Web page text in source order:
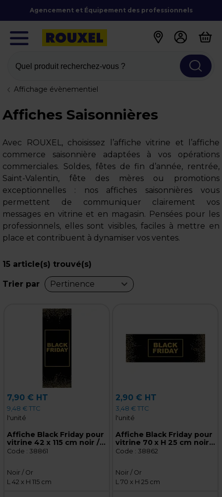
Agencement et Équipement des professionnels
Quel produit recherchez-vous ?
Affichage évènementiel
Affiches Saisonnières
Avec ROUXEL, choisissez l’affiche vitrine et l’affiche
commerce saisonnière adaptées à vos opérations
commerciales. Soldes, fêtes de fin d’année, rentrée,
Saint-Valentin, fête des mères ou promotions
exceptionnelles : nos affiches saisonnières vous
permettent de communiquer clairement vos
messages en vitrine et en magasin. Pensées pour les
professionnels, elles sont visibles, faciles à mettre en
place et contribuent à dynamiser vos ventes.
15 article(s) trouvé(s)
Trier par Pertinence
7,90 € HT
9,48 € TTC
l'unité
Affiche Black Friday pour
vitrine 42 x 115 cm noir /
or M1
Code : 38861
Noir / Or
L 42 x H 115 cm
2,90 € HT
3,48 € TTC
l'unité
Affiche Black Friday pour
vitrine 70 x H 25 cm noir /
or M1
Code : 38862
Noir / Or
L 70 x H 25 cm